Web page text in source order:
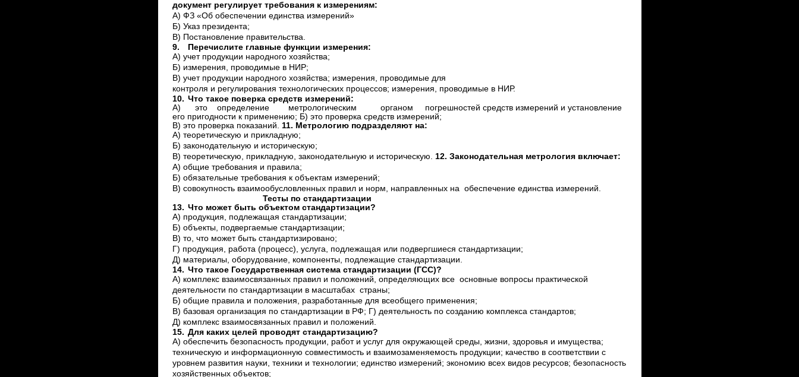
документ регулирует требования к измерениям:
А) ФЗ «Об обеспечении единства измерений»
Б) Указ президента;
В) Постановление правительства.
9.
Перечислите главные функции измерения:
А) учет продукции народного хозяйства;
Б) измерения, проводимые в НИР;
В) учет продукции народного хозяйства; измерения, проводимые для
контроля и регулирования технологических процессов; измерения, проводимые в НИР.
10. Что такое поверка средств измерений:
А) это определение метрологическим органом погрешностей средств измерений и установление
его пригодности к применению; Б) это проверка средств измерений;
В) это проверка показаний. 11. Метрологию подразделяют на:
А) теоретическую и прикладную;
Б) законодательную и историческую;
В) теоретическую, прикладную, законодательную и историческую. 12. Законодательная метрология включает:
А) общие требования и правила;
Б) обязательные требования к объектам измерений;
В) совокупность взаимообусловленных правил и норм, направленных на обеспечение единства измерений.
Тесты по стандартизации
13. Что может быть объектом стандартизации?
А) продукция, подлежащая стандартизации;
Б) объекты, подвергаемые стандартизации;
В) то, что может быть стандартизировано;
Г) продукция, работа (процесс), услуга, подлежащая или подвергшиеся стандартизации;
Д) материалы, оборудование, компоненты, подлежащие стандартизации.
14. Что такое Государственная система стандартизации (ГСС)?
А) комплекс взаимосвязанных правил и положений, определяющих все основные вопросы практической
деятельности по стандартизации в масштабах страны;
Б) общие правила и положения, разработанные для всеобщего применения;
В) базовая организация по стандартизации в РФ; Г) деятельность по созданию комплекса стандартов;
Д) комплекс взаимосвязанных правил и положений.
15. Для каких целей проводят стандартизацию?
А) обеспечить безопасность продукции, работ и услуг для окружающей среды, жизни, здоровья и имущества;
техническую и информационную совместимость и взаимозаменяемость продукции; качество в соответствии с
уровнем развития науки, техники и технологии; единство измерений; экономию всех видов ресурсов; безопасность
хозяйственных объектов;